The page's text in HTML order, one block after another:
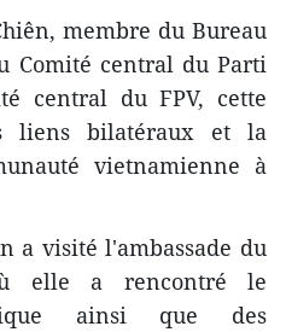
membre du Bureau
Comité central du Parti
central du FPV, cette
liens bilatéraux et la
vietnamienne à
a visité l'ambassade du
elle a rencontré le
ainsi que des